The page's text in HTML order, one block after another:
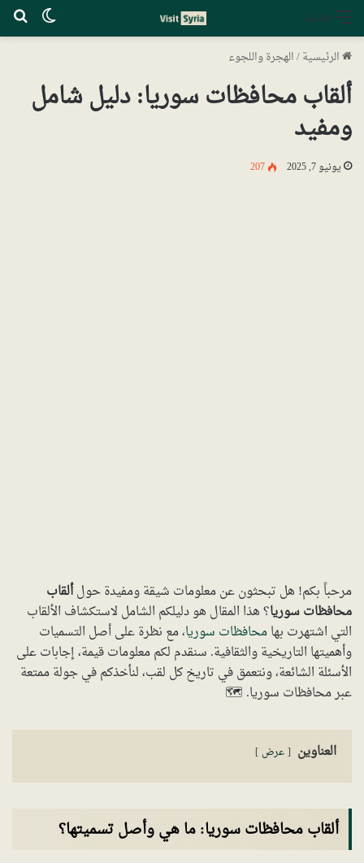
القائمة
الرئيسية/الهجرة واللجوء
ألقاب محافظات سوريا: دليل شامل
ومفيد
يونيو 7, 2025 207
مرحباً بكم! هل تبحثون عن معلومات شيقة ومفيدة حولألقاب
محافظات سوريا؟ هذا المقال هو دليلكم الشامل لاستكشاف الألقاب
التي اشتهرت بهامحافظات سوريا، مع نظرة على أصل التسميات
وأهميتها التاريخية والثقافية. سنقدم لكم معلومات قيمة، إجابات على
الأسئلة الشائعة، ونتعمق في تاريخ كل لقب، لنأخذكم في جولة ممتعة
عبر محافظات سوريا. 🗺️
العناوين عرض
ألقاب محافظات سوريا: ما هي وأصل تسميتها؟